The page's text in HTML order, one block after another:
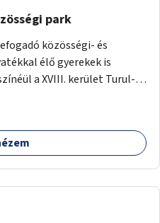
park
közösségi- és
élő gyerekek is
a XVIII. kerület Turul-